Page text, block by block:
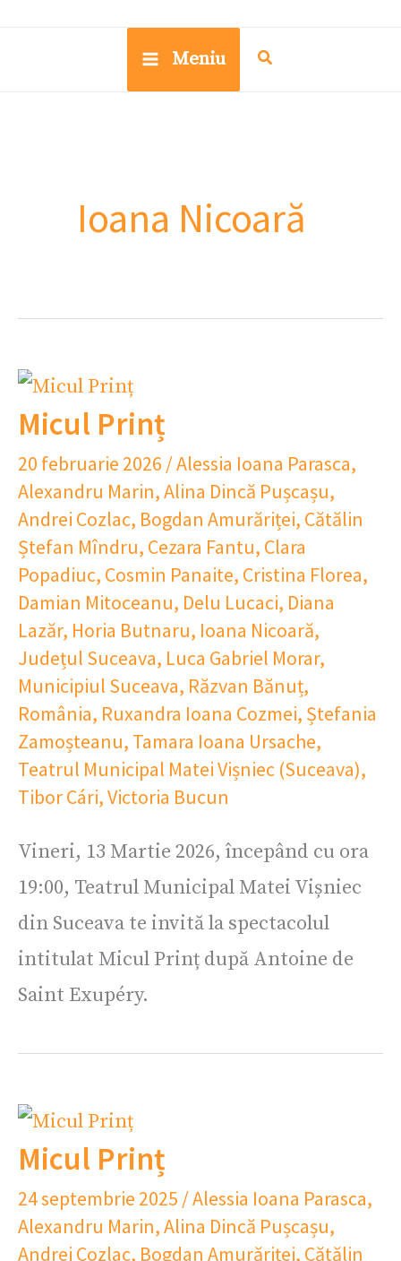
Meniu
Ioana Nicoară
Micul Prinț
20 februarie 2026 /Alessia Ioana Parasca,
Alexandru Marin,Alina Dincă Pușcașu,
Andrei Cozlac, Bogdan Amurăriței, Cătălin
Ștefan Mîndru, Cezara Fantu, Clara
Popadiuc, Cosmin Panaite, Cristina Florea,
Damian Mitoceanu, Delu Lucaci, Diana
Lazăr, Horia Butnaru, Ioana Nicoară,
Județul Suceava, Luca Gabriel Morar,
Municipiul Suceava, Răzvan Bănuț,
România, Ruxandra Ioana Cozmei, Ștefania
Zamoșteanu, Tamara Ioana Ursache,
Teatrul Municipal Matei Vișniec (Suceava),
Tibor Cári,Victoria Bucun
Vineri, 13 Martie 2026, începând cu ora
19:00, Teatrul Municipal Matei Vișniec
din Suceava te invită la spectacolul
intitulat Micul Prinț după Antoine de
Saint Exupéry.
Micul Prinț
24 septembrie 2025 /Alessia Ioana Parasca,
Alexandru Marin,Alina Dincă Pușcașu,
Andrei Cozlac, Bogdan Amurăriței, Cătălin